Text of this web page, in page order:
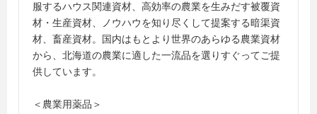
服するハウス関連資材、高効率の農業を生みだす被覆資
材・生産資材、ノウハウを知り尽くして提案する暗渠資
材、畜産資材。国内はもとより世界のあらゆる農業資材
から、北海道の農業に適した一流品を選りすぐってご提
供しています。
＜農業用薬品＞